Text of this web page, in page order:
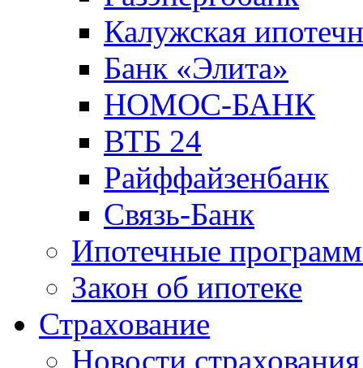
Калужская
Банк «Элита»
НОМОС-БАНК
ВТБ 24
Райффайзенбанк
Связь-Банк
Ипотечные
Закон об ипотеке
Страхование
Новости страхования